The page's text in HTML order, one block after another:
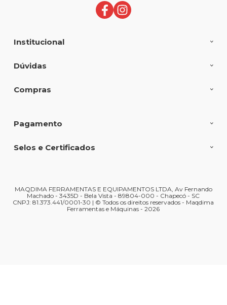
Institucional
Dúvidas
Compras
Pagamento
Selos e Certificados
MAQDIMA FERRAMENTAS E EQUIPAMENTOS LTDA, Av Fernando
Machado - 3435D - Bela Vista - 89804-000 - Chapecó - SC
CNPJ: 81.373.441/0001-30 | © Todos os direitos reservados - Maqdima
Ferramentas e Máquinas - 2026